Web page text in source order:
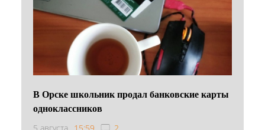
В Орске школьник продал банковские карты
одноклассников